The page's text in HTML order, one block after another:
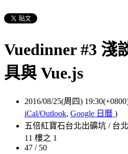
Vuedinner #3 淺
具與 Vue.js
2016/08/25(周四)
iCal/Outlook, Google 日曆 )
五倍紅寶石台北出礦坑 / 台
11 樓之 1
47 / 50